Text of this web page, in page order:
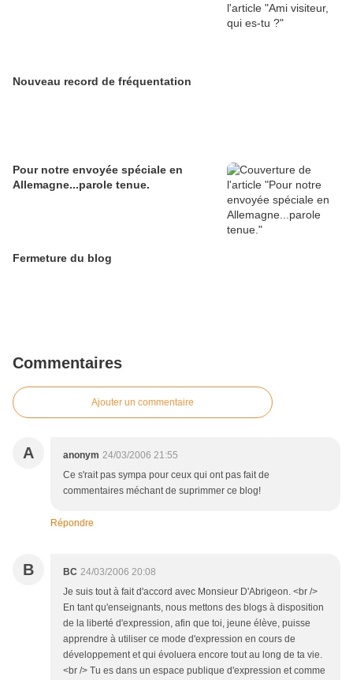
Nouveau record de fréquentation
Pour notre envoyée spéciale en
Allemagne...parole tenue.
Fermeture du blog
Commentaires
Ajouter un commentaire
A anonym 24/03/2006 21:55
Ce s'rait pas sympa pour ceux qui ont pas fait de
commentaires méchant de suprimmer ce blog!
Répondre
B BC 24/03/2006 20:08
Je suis tout à fait d'accord avec Monsieur D'Abrigeon. <br />
En tant qu'enseignants, nous mettons des blogs à disposition
de la liberté d'expression, afin que toi, jeune élève, puisse
apprendre à utiliser ce mode d'expression en cours de
développement et qui évoluera encore tout au long de ta vie.
<br /> Tu es dans un espace publique d'expression et comme